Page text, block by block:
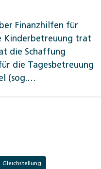
Finanzhilfen für
Kinderbetreuung trat
die Schaffung
die Tagesbetreuung
(sog.…
Gleichstellung